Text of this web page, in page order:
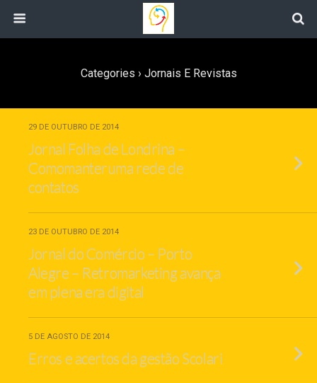
Categories › Jornais E Revistas
29 DE OUTUBRO DE 2014
Jornal Folha de Londrina –
Comomanteruma rede de
contatos
23 DE OUTUBRO DE 2014
Jornal do Comércio – Porto
Alegre – Retromarketing avança
em plena era digital
5 DE AGOSTO DE 2014
Erros e acertos da gestão Scolari